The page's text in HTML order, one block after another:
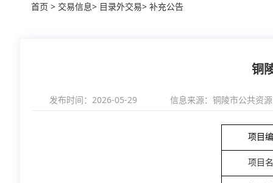
首页 > 交易信息> 目录外交易> 补充公告
铜
发布时间：2026-05-29 信息来源： 铜陵市公共资
项目
项目